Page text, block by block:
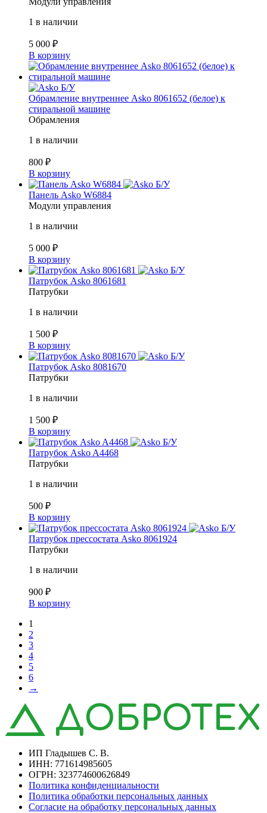
1 в наличии
5 000 ₽
В корзину
Б/У
Обрамление внутреннее Asko 8061652 (белое) к
стиральной машине
Обрамления
1 в наличии
800 ₽
В корзину
Б/У
Панель Asko W6884
Модули управления
1 в наличии
5 000 ₽
В корзину
Б/У
Патрубок Asko 8061681
Патрубки
1 в наличии
1 500 ₽
В корзину
Б/У
Патрубок Asko 8081670
Патрубки
1 в наличии
1 500 ₽
В корзину
Б/У
Патрубок Asko A4468
Патрубки
1 в наличии
500 ₽
В корзину
Б/У
Патрубок прессостата Asko 8061924
Патрубки
1 в наличии
900 ₽
В корзину
1
2
3
4
5
6
→
ИП Гладышев С. В.
ИНН: 771614985605
ОГРН: 323774600626849
Политика конфиденциальности
Политика обработки персональных данных
Согласие на обработку персональных данных